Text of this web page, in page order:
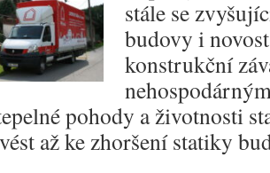
stále se
budovy i
konstrukční
pohody a životnosti
až ke zhoršení statiky